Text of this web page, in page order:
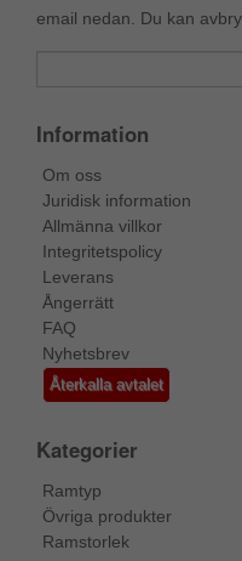
email nedan. Du kan
Information
Om oss
Juridisk information
Allmänna villkor
Integritetspolicy
Leverans
Ångerrätt
FAQ
Nyhetsbrev
Återkalla avtalet
Kategorier
Ramtyp
Övriga produkter
Ramstorlek